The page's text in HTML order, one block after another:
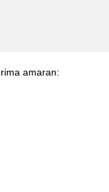
amaran: